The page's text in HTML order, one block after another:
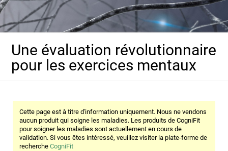
Une évaluation révolutionnaire
pour les exercices mentaux
Cette page est à titre d'information uniquement. Nous ne vendons
aucun produit qui soigne les maladies. Les produits de CogniFit
pour soigner les maladies sont actuellement en cours de
validation. Si vous êtes intéressé, veuillez visiter la plate-forme de
rechercheCogniFit